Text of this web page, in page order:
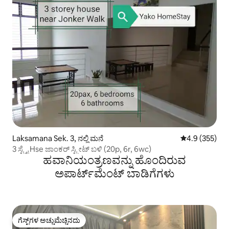
Laksamana Sek. 3, ನಲ್ಲಿ ಮನೆ 5 ರಲ್ಲಿ 4.9
4.9 (355)
3 ಸ್ಟ್ರೈ Hse ಜಾಂಕರ್ ಸ್ಟ್ರೀಟ್ ಬಳಿ (20p, 6r, 6wc)
ಹವಾನಿಯಂತ್ರಣವನ್ನು ಹೊಂದಿರುವ
ಅಪಾರ್ಟ್‌ಮೆಂಟ್‌ ಬಾಡಿಗೆಗಳು
ಗೆಸ್ಟ್‌ಗಳ ಅಚ್ಚುಮೆಚ್ಚಿನದು
ಗೆಸ್ಟ್‌ಗಳ ಅಚ್ಚುಮೆಚ್ಚಿನದು